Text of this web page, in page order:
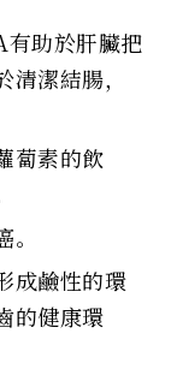
助於肝臟把
潔結腸，
蔔素的飲
成鹼性的環
的健康環